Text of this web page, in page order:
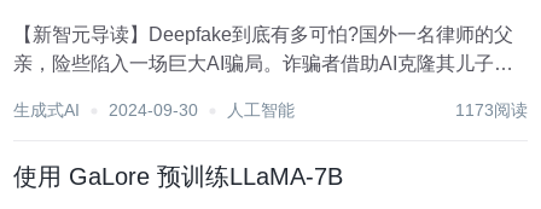
【新智元导读】Deepfake到底有多可怕?国外一名律师的父
亲，险些陷入一场巨大AI骗局。诈骗者借助AI克隆其儿子的
时，科学家们也在寻找破魔之道。 AI泛滥成灾的时代，真假
生成式AI 2024-09-30 人工智能 1173阅读
使用 GaLore 预训练LLaMA-7B